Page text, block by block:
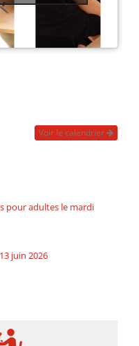
Voir le calendrier
pour adultes le mardi
juin 2026